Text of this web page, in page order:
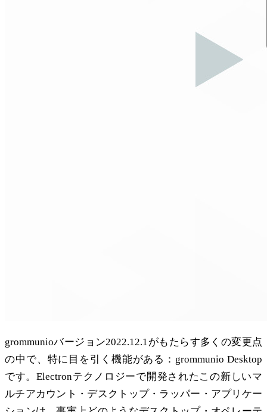
grommunioバージョン2022.12.1がもたらす多くの変更点
の中で、特に目を引く機能がある：grommunio Desktop
です。Electronテクノロジーで開発されたこの新しいマ
ルチアカウント・デスクトップ・ラッパー・アプリケー